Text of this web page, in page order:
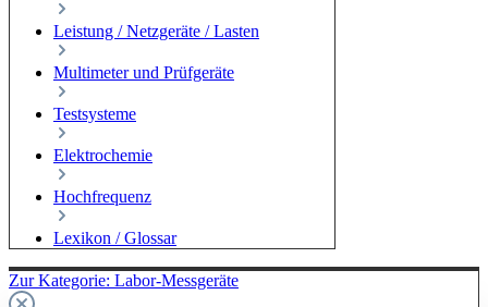
Leistung / Netzgeräte / Lasten
Multimeter und Prüfgeräte
Testsysteme
Elektrochemie
Hochfrequenz
Lexikon / Glossar
Zur Kategorie: Labor-Messgeräte